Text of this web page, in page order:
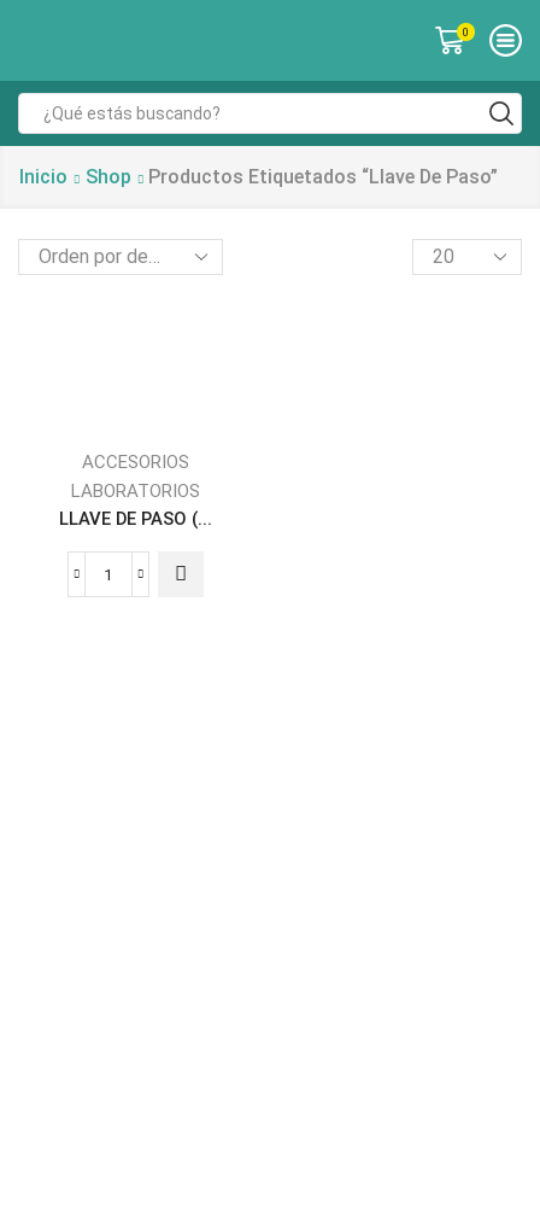
0
Inicio Shop Productos Etiquetados “llave De Paso”
ACCESORIOS
LABORATORIOS
LLAVE DE PASO (...